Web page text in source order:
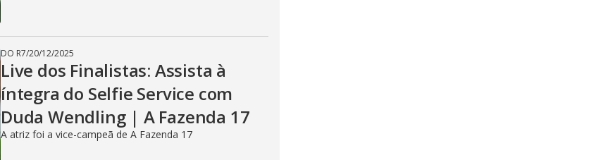
DO R7/20/12/2025
Live dos Finalistas: Assista à
íntegra do Selfie Service com
Duda Wendling | A Fazenda 17
A atriz foi a vice-campeã de A Fazenda 17